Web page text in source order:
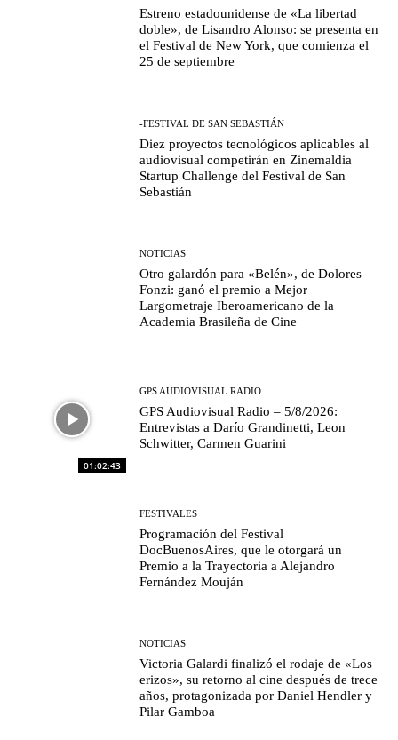
Estreno estadounidense de «La libertad
doble», de Lisandro Alonso: se presenta en
el Festival de New York, que comienza el
25 de septiembre
-FESTIVAL DE SAN SEBASTIÁN
Diez proyectos tecnológicos aplicables al
audiovisual competirán en Zinemaldia
Startup Challenge del Festival de San
Sebastián
NOTICIAS
Otro galardón para «Belén», de Dolores
Fonzi: ganó el premio a Mejor
Largometraje Iberoamericano de la
Academia Brasileña de Cine
01:02:43
GPS AUDIOVISUAL RADIO
GPS Audiovisual Radio – 5/8/2026:
Entrevistas a Darío Grandinetti, Leon
Schwitter, Carmen Guarini
FESTIVALES
Programación del Festival
DocBuenosAires, que le otorgará un
Premio a la Trayectoria a Alejandro
Fernández Mouján
NOTICIAS
Victoria Galardi finalizó el rodaje de «Los
erizos», su retorno al cine después de trece
años, protagonizada por Daniel Hendler y
Pilar Gamboa